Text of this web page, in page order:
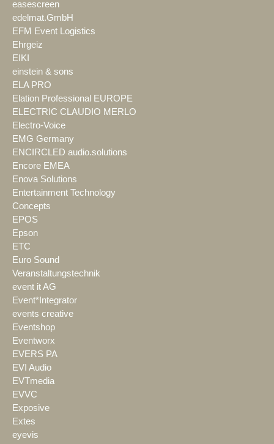
easescreen
edelmat.GmbH
EFM Event Logistics
Ehrgeiz
EIKI
einstein & sons
ELA PRO
Elation Professional EUROPE
ELECTRIC CLAUDIO MERLO
Electro-Voice
EMG Germany
ENCIRCLED audio.solutions
Encore EMEA
Enova Solutions
Entertainment Technology
Concepts
EPOS
Epson
ETC
Euro Sound
Veranstaltungstechnik
event it AG
Event*Integrator
events creative
Eventshop
Eventworx
EVERS PA
EVI Audio
EVTmedia
EVVC
Exposive
Extes
eyevis